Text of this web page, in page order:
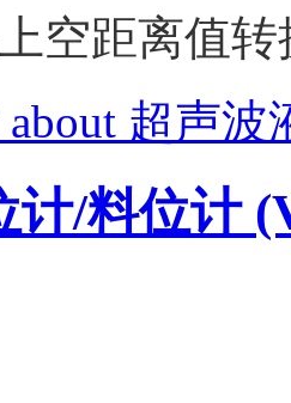
空距离值
about 超声波
计/料位计